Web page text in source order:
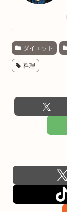
ダイエット
料理